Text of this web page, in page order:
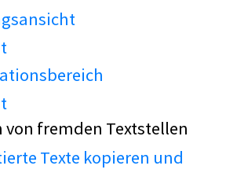
von fremden Textstellen
Texte kopieren und